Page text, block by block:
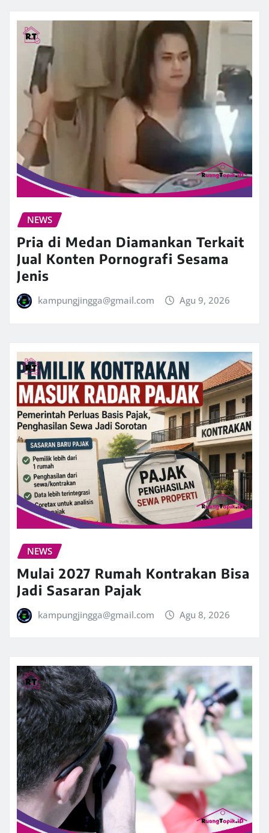
NEWS
Pria di Medan Diamankan Terkait
Jual Konten Pornografi Sesama
Jenis
kampungjingga@gmail.com Agu 9, 2026
NEWS
Mulai 2027 Rumah Kontrakan Bisa
Jadi Sasaran Pajak
kampungjingga@gmail.com Agu 8, 2026